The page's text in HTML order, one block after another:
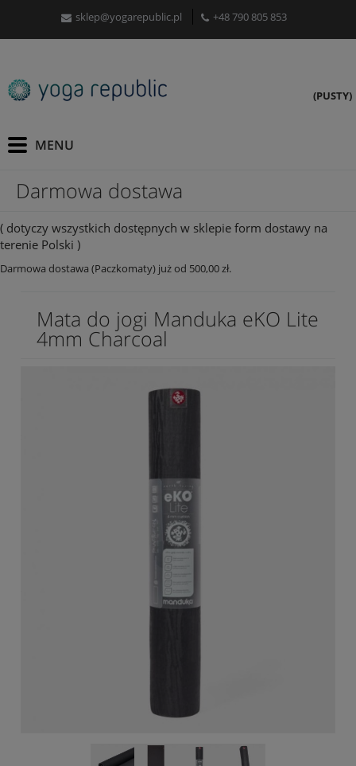
sklep@yogarepublic.pl +48 790 805 853
(PUSTY)
Darmowa dostawa
( dotyczy wszystkich dostępnych w sklepie form dostawy na
terenie Polski )
Darmowa dostawa (Paczkomaty) już od 500,00 zł.
Mata do jogi Manduka eKO Lite
4mm Charcoal